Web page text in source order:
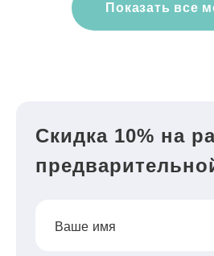
Показать все
Скидка 10% на
Ваше имя